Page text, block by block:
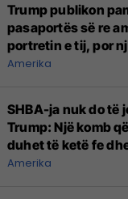
Trump publikon
pasaportës së re
portretin e tij, por
bujë të madhe
Amerika
SHBA-ja nuk do të
Trump: Një komb
duhet të ketë fe
Amerika